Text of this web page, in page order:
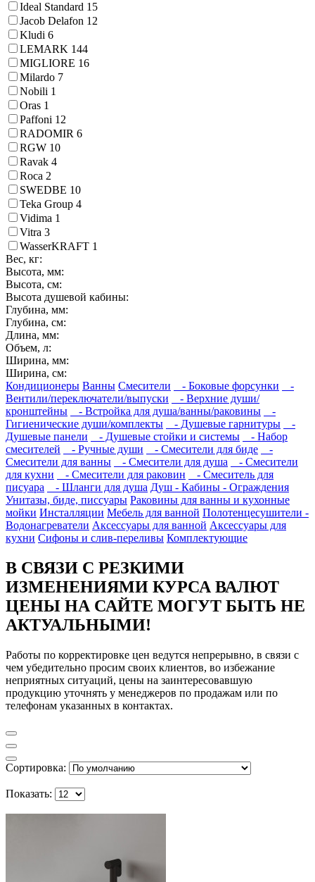
Ideal Standard 15
Jacob Delafon 12
Kludi 6
LEMARK 144
MIGLIORE 16
Milardo 7
Nobili 1
Oras 1
Paffoni 12
RADOMIR 6
RGW 10
Ravak 4
Roca 2
SWEDBE 10
Teka Group 4
Vidima 1
Vitra 3
WasserKRAFT 1
Вес, кг:
Высота, мм:
Высота, см:
Высота душевой кабины:
Глубина, мм:
Глубина, см:
Длина, мм:
Объем, л:
Ширина, мм:
Ширина, см:
Кондиционеры Ванны Смесители - Боковые форсунки
-
Вентили/переключатели/выпуски
- Верхние души/
кронштейны
- Встройка для душа/ванны/раковины
-
Гигиенические души/комплекты
- Душевые гарнитуры
-
Душевые панели
- Душевые стойки и системы
- Набор
смесителей
- Ручные души - Смесители для биде
-
Смесители для ванны
- Смесители для душа
- Смесители
для кухни
- Смесители для раковин
- Смеситель для
писуара
- Шланги для душа Душ - Кабины - Ограждения
Унитазы, биде, писсуары Раковины для ванны и кухонные
мойки Инсталляции Мебель для ванной Полотенцесушители -
Водонагреватели Аксессуары для ванной Аксессуары для
кухни Сифоны и слив-переливы Комплектующие
В СВЯЗИ С РЕЗКИМИ
ИЗМЕНЕНИЯМИ КУРСА ВАЛЮТ
ЦЕНЫ НА САЙТЕ МОГУТ БЫТЬ НЕ
АКТУАЛЬНЫМИ!
Работы по корректировке цен ведутся непрерывно, в связи с
чем убедительно просим своих клиентов, во избежание
неприятных ситуаций, цены на заинтересовавшую
продукцию уточнять у менеджеров по продажам или по
телефонам указанных в контактах.
Сортировка:
Показать: